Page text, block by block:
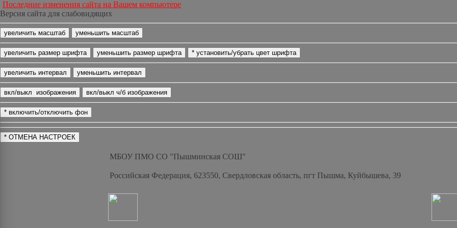
Последние изменения сайта на Вашем компьютере
Версия сайта для слабовидящих
МБОУ ПМО СО "Пышминская СОШ"
Российская Федерация, 623550, Свердловская область, пгт Пышма, Куйбышева, 39